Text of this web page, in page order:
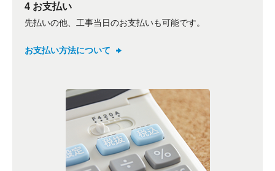
4 お支払い
先払いの他、工事当日のお支払いも可能です。
お支払い方法について